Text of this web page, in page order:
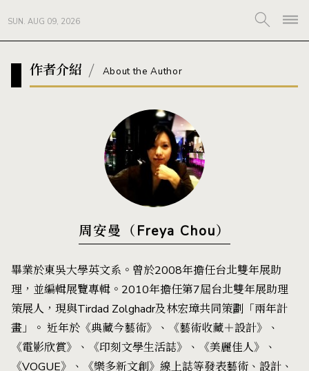
SUN. AUG 09, 2026
作者介紹 About the Author
周安曼（Freya Chou）
畢業於東吳大學英文系。曾於2008年擔任台北雙年展助
理，並編輯展覽專輯。2010年擔任第7屆台北雙年展助理
策展人，現與Tirdad Zolghadr及林宏璋共同策劃「兩年計
畫」。 近年於《典藏今藝術》、《藝術收藏＋設計》、
《電影欣賞》、《印刻文學生活誌》、《美麗佳人》、
《VOGUE》、《樂多新文創》線上誌等發表藝術、設計、